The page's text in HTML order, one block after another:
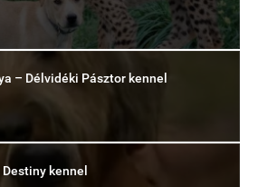
– Délvidéki Pásztor kennel
kennel